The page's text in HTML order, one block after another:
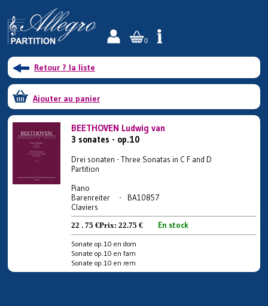
0
Retour ? la liste
Ajouter au panier
BEETHOVEN Ludwig van
3 sonates - op.10
Drei sonaten - Three Sonatas in C F and D
Partition
Piano
Barenreiter - BA10857
Claviers
22 . 75 €Prix: 22.75 € En stock
Sonate op.10 en dom
Sonate op.10 en fam
Sonate op.10 en rem